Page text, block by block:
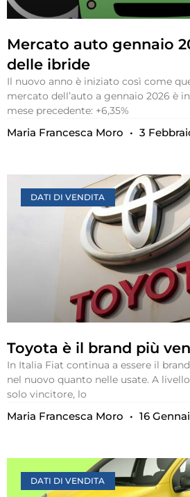
Mercato auto gennaio
delle ibride
Il nuovo anno è iniziato così come
mercato dell’auto a gennaio 2026 è
mese precedente: +6,35%
Maria Francesca Moro 3
DATI DI VENDITA
Toyota è il brand più
In Italia Fiat continua a essere il
nel nuovo quanto nelle usate. A
solo vincitore, lo
Maria Francesca Moro 16
DATI DI VENDITA